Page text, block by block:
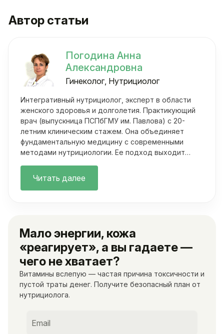
Автор статьи
Погодина Анна
Александровна
Гинеколог, Нутрициолог
Интегративный нутрициолог, эксперт в области
женского здоровья и долголетия. Практикующий
врач (выпускница ПСПбГМУ им. Павлова) с 20-
летним клиническим стажем. Она объединяет
фундаментальную медицину с современными
методами нутрициологии. Ее подход выходит
Читать далее
Мало энергии, кожа
«реагирует», а вы гадаете —
чего не хватает?
Витамины вслепую — частая причина токсичности и
пустой траты денег. Получите безопасный план от
нутрициолога.